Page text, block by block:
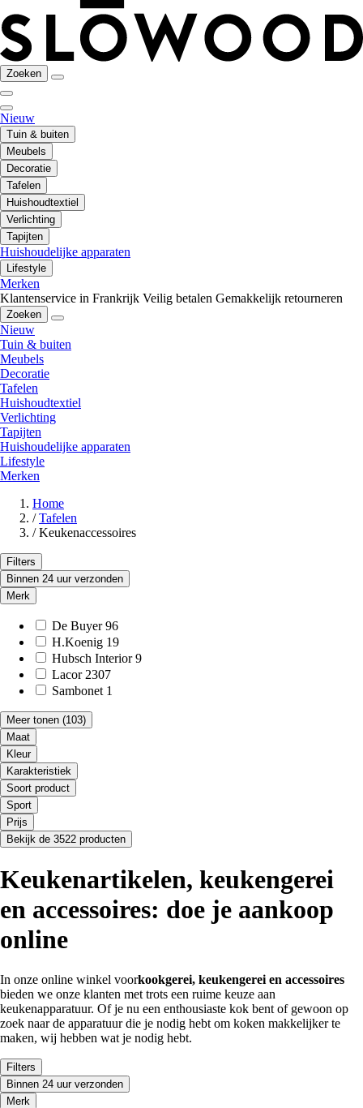
Zoeken
Nieuw
Tuin & buiten
Meubels
Decoratie
Tafelen
Huishoudtextiel
Verlichting
Tapijten
Huishoudelijke apparaten
Lifestyle
Merken
Klantenservice in Frankrijk Veilig betalen Gemakkelijk retourneren
Zoeken
Nieuw
Tuin & buiten
Meubels
Decoratie
Tafelen
Huishoudtextiel
Verlichting
Tapijten
Huishoudelijke apparaten
Lifestyle
Merken
Home
/ Tafelen
/ Keukenaccessoires
Filters
Binnen 24 uur verzonden
Merk
De Buyer 96
H.Koenig 19
Hubsch Interior 9
Lacor 2307
Sambonet 1
Meer tonen (103)
Maat
Kleur
Karakteristiek
Soort product
Sport
Prijs
Bekijk de 3522 producten
Keukenartikelen, keukengerei
en accessoires: doe je aankoop
online
In onze online winkel voorkookgerei, keukengerei en accessoires
bieden we onze klanten met trots een ruime keuze aan
keukenapparatuur. Of je nu een enthousiaste kok bent of gewoon op
zoek naar de apparatuur die je nodig hebt om koken makkelijker te
maken, wij hebben wat je nodig hebt.
Filters
Binnen 24 uur verzonden
Merk